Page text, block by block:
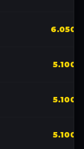
6.050
5.100
5.100
5.100